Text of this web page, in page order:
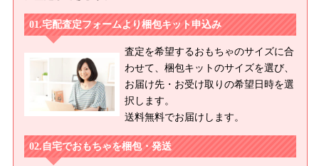
宅配査定フォームより梱包キット申込み
査定を希望するおもちゃのサイズに合
わせて、梱包キットのサイズを選び、
お届け先・お受け取りの希望日時を選
択します。
送料無料でお届けします。
自宅でおもちゃを梱包・発送